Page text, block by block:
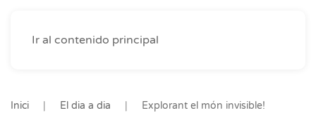
Ir al contenido principal
Inici El dia a dia Explorant el món invisible!